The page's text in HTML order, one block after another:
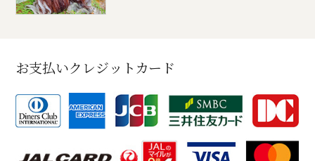
お支払いクレジットカード